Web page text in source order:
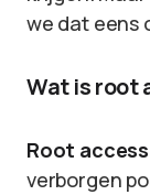
we dat eens
Wat is root
Root access
verborgen